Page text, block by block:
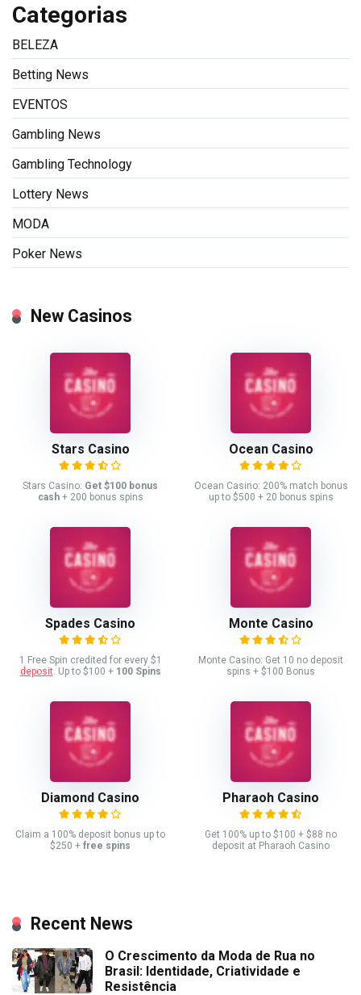
Categorias
BELEZA
Betting News
EVENTOS
Gambling News
Gambling Technology
Lottery News
MODA
Poker News
New Casinos
Stars Casino
Stars Casino: Get $100 bonus
cash+ 200 bonus spins
Ocean Casino
Ocean Casino: 200% match bonus
up to $500 + 20 bonus spins
Spades Casino
1 Free Spin credited for every $1
deposit. Up to $100 + 100 Spins
Monte Casino
Monte Casino: Get 10 no deposit
spins + $100 Bonus
Diamond Casino
Claim a 100% deposit bonus up to
$250 + free spins
Pharaoh Casino
Get 100% up to $100 + $88 no
deposit at Pharaoh Casino
Recent News
O Crescimento da Moda de Rua no
Brasil: Identidade, Criatividade e
Resistência